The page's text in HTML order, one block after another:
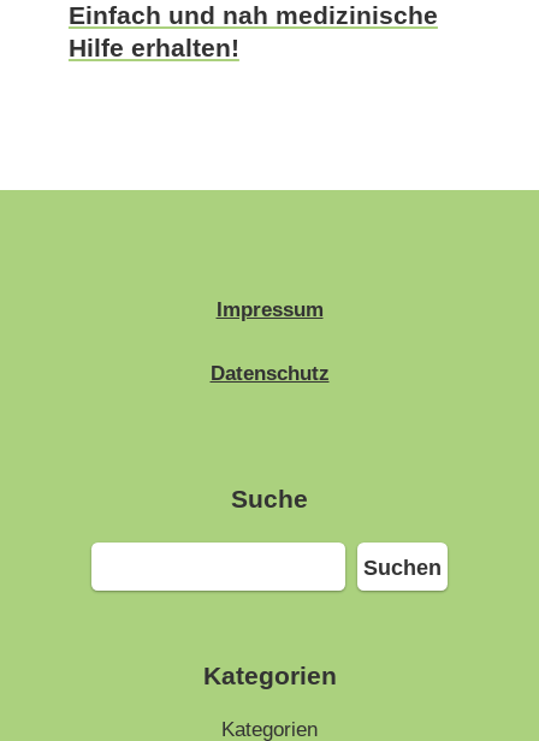
Einfach und nah medizinische
Hilfe erhalten!
Impressum
Datenschutz
Suche
Suchen
Suchen
Kategorien
Kategorien